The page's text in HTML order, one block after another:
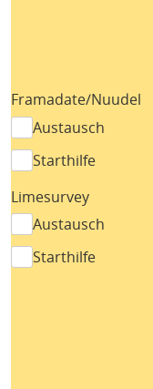
Framadate/Nuudel
Austausch
Starthilfe
Limesurvey
Austausch
Starthilfe